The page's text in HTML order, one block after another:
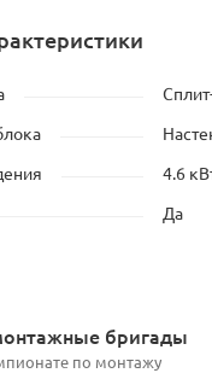
4.6
Да
бригады
по монтажу